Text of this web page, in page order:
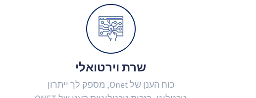
שרת וירטואלי
כוח הענן של Onet, מספק לך ייתרון